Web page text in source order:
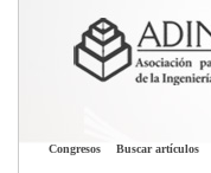
Congresos Buscar artículos